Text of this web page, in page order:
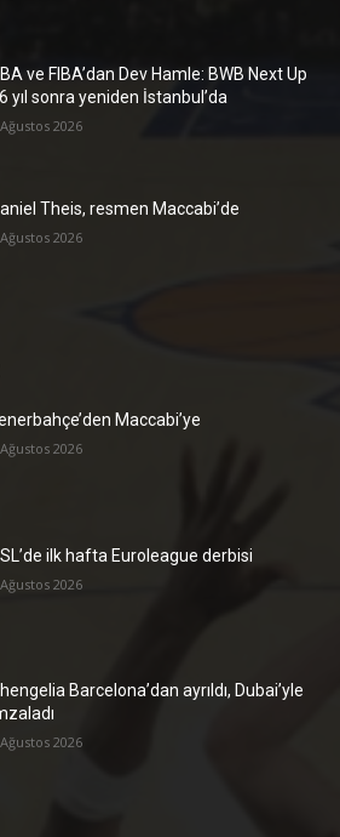
ve FIBA’dan Dev Hamle: BWB Next Up
yıl sonra yeniden İstanbul’da
2026
Theis, resmen Maccabi’de
2026
Maccabi’ye
2026
ilk hafta Euroleague derbisi
2026
Barcelona’dan ayrıldı, Dubai’yle
2026